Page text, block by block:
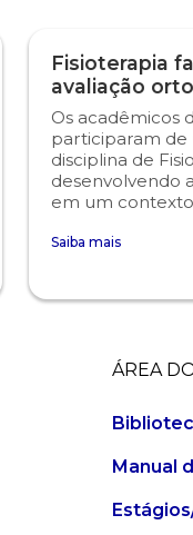
Fisioterapia
avaliação
Os acadêmicos
participaram de
disciplina de
desenvolvendo
em um
Saiba mais
ÁREA
Manual